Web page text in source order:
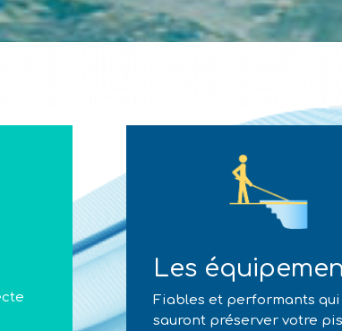
Les
Fiables et performants qui
sauront préserver votre